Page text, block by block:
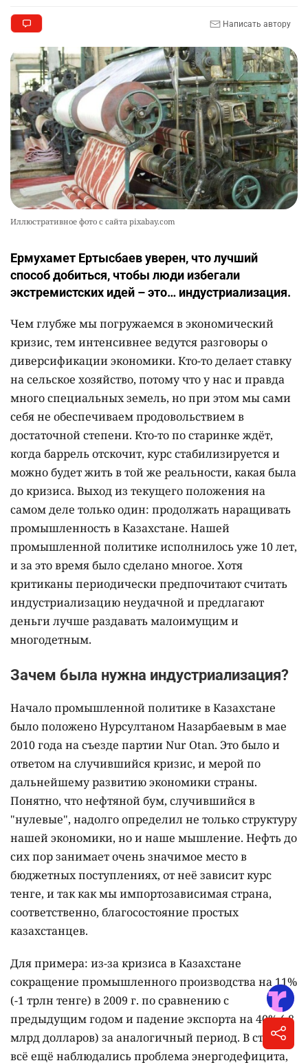
Написать автору
Иллюстративное фото с сайта pixabay.com
Ермухамет Ертысбаев уверен, что лучший
способ добиться, чтобы люди избегали
экстремистских идей – это… индустриализация.
Чем глубже мы погружаемся в экономический
кризис, тем интенсивнее ведутся разговоры о
диверсификации экономики. Кто-то делает ставку
на сельское хозяйство, потому что у нас и правда
много специальных земель, но при этом мы сами
себя не обеспечиваем продовольствием в
достаточной степени. Кто-то по старинке ждёт,
когда баррель отскочит, курс стабилизируется и
можно будет жить в той же реальности, какая была
до кризиса. Выход из текущего положения на
самом деле только один: продолжать наращивать
промышленность в Казахстане. Нашей
промышленной политике исполнилось уже 10 лет,
и за это время было сделано многое. Хотя
критиканы периодически предпочитают считать
индустриализацию неудачной и предлагают
деньги лучше раздавать малоимущим и
многодетным.
Зачем была нужна индустриализация?
Начало промышленной политике в Казахстане
было положено Нурсултаном Назарбаевым в мае
2010 года на съезде партии Nur Otan. Это было и
ответом на случившийся кризис, и мерой по
дальнейшему развитию экономики страны.
Понятно, что нефтяной бум, случившийся в
"нулевые", надолго определил не только структуру
нашей экономики, но и наше мышление. Нефть до
сих пор занимает очень значимое место в
бюджетных поступлениях, от неё зависит курс
тенге, и так как мы импортозависимая страна,
соответственно, благосостояние простых
казахстанцев.
Для примера: из-за кризиса в Казахстане
сокращение промышленного производства на 11%
(-1 трлн тенге) в 2009 г. по сравнению с
предыдущим годом и падение экспорта на 40% (-8
млрд долларов) за аналогичный период. В стране
всё ещё наблюдались проблема энергодефицита,